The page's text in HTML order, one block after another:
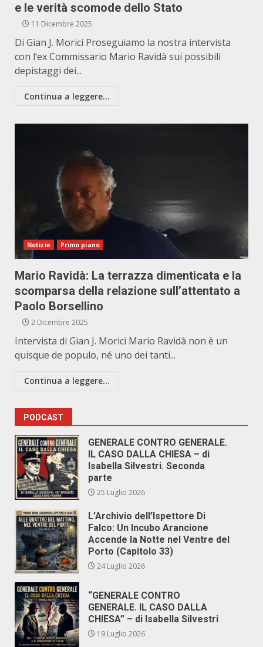
e le verità scomode dello Stato
11 Dicembre 2025
Di Gian J. Morici Proseguiamo la nostra intervista
con l‘ex Commissario Mario Ravidà sui possibili
depistaggi dei...
Continua a leggere...
Notizie Primo piano
Mario Ravidà: La terrazza dimenticata e la
scomparsa della relazione sull’attentato a
Paolo Borsellino
2 Dicembre 2025
Intervista di Gian J. Morici Mario Ravidà non è un
quisque de populo, né uno dei tanti...
Continua a leggere...
PODCAST
GENERALE CONTRO GENERALE.
IL CASO DALLA CHIESA – di
Isabella Silvestri. Seconda
parte
25 Luglio 2026
L’Archivio dell’Ispettore Di
Falco: Un Incubo Arancione
Accende la Notte nel Ventre del
Porto (Capitolo 33)
24 Luglio 2026
“GENERALE CONTRO
GENERALE. IL CASO DALLA
CHIESA” – di Isabella Silvestri
19 Luglio 2026